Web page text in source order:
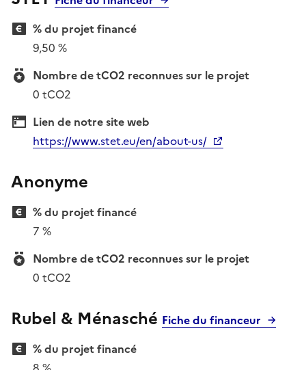
% du projet financé
9,50 %
Nombre de tCO2 reconnues sur le projet
0 tCO2
Lien de notre site web
https://www.stet.eu/en/about-us/
Anonyme
% du projet financé
7 %
Nombre de tCO2 reconnues sur le projet
0 tCO2
Rubel & Ménasché Fiche du financeur
% du projet financé